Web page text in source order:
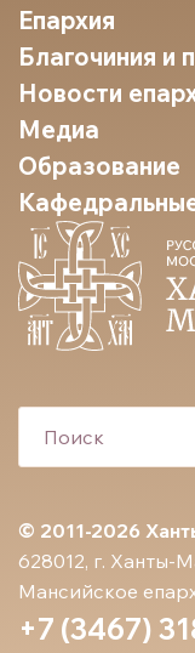
© 2011-2026
628012, г. Ханты-
Мансийское
+7 (3467)
Епархия
Благочиния и
Новости
Медиа
Образование